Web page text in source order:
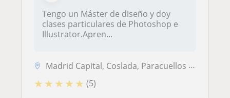
Tengo un Máster de diseño y doy
clases particulares de Photoshop e
Illustrator.Apren...
Madrid Capital, Coslada, Paracuellos de Jarama, San Fernando de Henare...
★ ★ ★ ★ ★ (5)